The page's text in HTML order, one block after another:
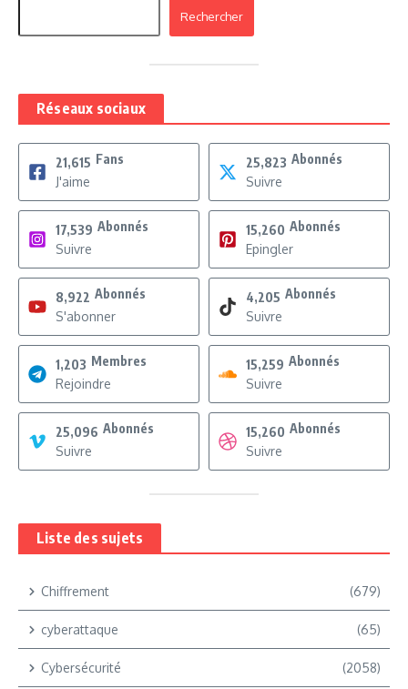
Rechercher
Réseaux sociaux
21,615 Fans
J'aime
25,823 Abonnés
Suivre
17,539 Abonnés
Suivre
15,260 Abonnés
Epingler
8,922 Abonnés
S'abonner
4,205 Abonnés
Suivre
1,203 Membres
Rejoindre
15,259 Abonnés
Suivre
25,096 Abonnés
Suivre
15,260 Abonnés
Suivre
Liste des sujets
Chiffrement (679)
cyberattaque (65)
Cybersécurité (2058)